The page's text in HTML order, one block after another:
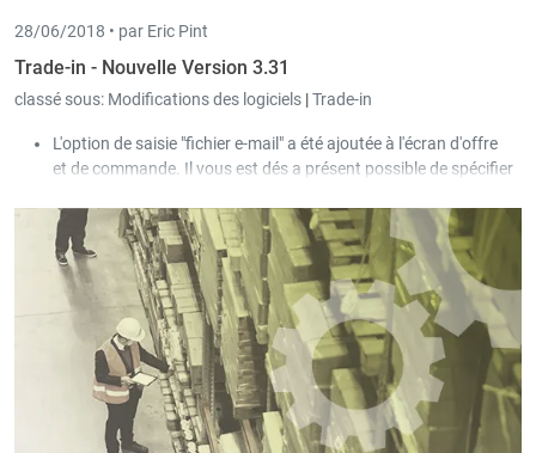
28/06/2018 • par Eric Pint
Trade-in - Nouvelle Version 3.31
classé sous: Modifications des logiciels |Trade-in
L'option de saisie "fichier e-mail" a été ajoutée à l'écran d'offre
et de commande. Il vous est dés a présent possible de spécifier
ensuite envoyé en pièce jointe lors de l'envoi de l'e-mail.